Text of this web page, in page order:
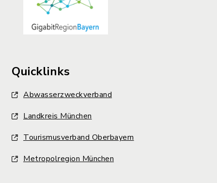
Quicklinks
Abwasserzweckverband
Landkreis München
Tourismusverband Oberbayern
Metropolregion München